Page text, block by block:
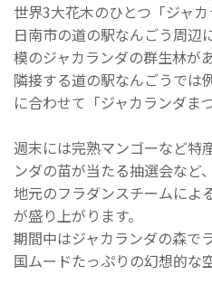
世界3大花木のひとつ「ジャカ
日南市の道の駅なんごう周辺
模のジャカランダの群生林が
隣接する道の駅なんごうでは
に合わせて「ジャカランダま
週末には完熟マンゴーなど特
ンダの苗が当たる抽選会など
地元のフラダンスチームによ
が盛り上がります。
期間中はジャカランダの森で
国ムードたっぷりの幻想的な